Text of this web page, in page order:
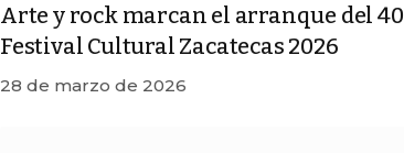
Arte y rock marcan el arranque del 40
Festival Cultural Zacatecas 2026
28 de marzo de 2026